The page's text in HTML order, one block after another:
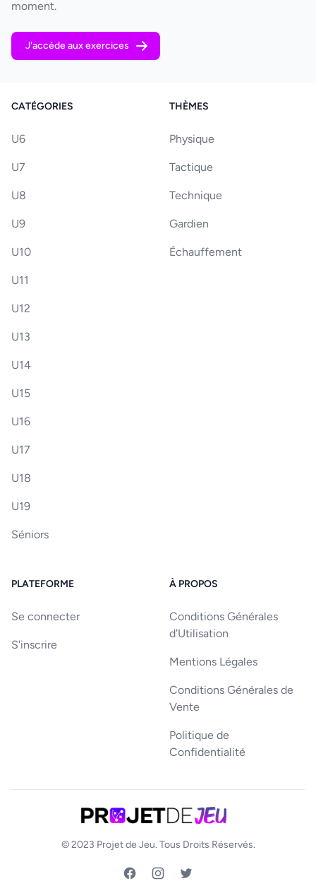
moment.
J'accède aux exercices
CATÉGORIES
U6
U7
U8
U9
U10
U11
U12
U13
U14
U15
U16
U17
U18
U19
Séniors
THÈMES
Physique
Tactique
Technique
Gardien
Échauffement
PLATEFORME
Se connecter
S'inscrire
À PROPOS
Conditions Générales
d'Utilisation
Mentions Légales
Conditions Générales de
Vente
Politique de
Confidentialité
© 2023 Projet de Jeu. Tous Droits Réservés.